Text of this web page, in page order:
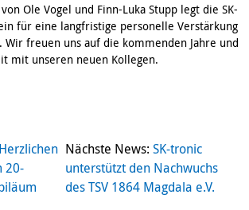
Ole Vogel und Finn-Luka Stupp legt die SK-
für eine langfristige personelle Verstärkung
Wir freuen uns auf die kommenden Jahre und
mit unseren neuen Kollegen.
Herzlichen
20-
Nächste News: SK-tronic
unterstützt den Nachwuchs
des TSV 1864 Magdala e.V.